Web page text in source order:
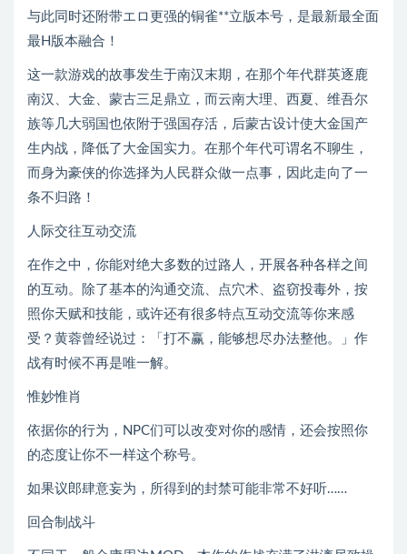
与此同时还附带エロ更强的铜雀**立版本号，是最新最全面
最H版本融合！
这一款游戏的故事发生于南汉末期，在那个年代群英逐鹿
南汉、大金、蒙古三足鼎立，而云南大理、西夏、维吾尔
族等几大弱国也依附于强国存活，后蒙古设计使大金国产
生内战，降低了大金国实力。在那个年代可谓名不聊生，
而身为豪侠的你选择为人民群众做一点事，因此走向了一
条不归路！
人际交往互动交流
在作之中，你能对绝大多数的过路人，开展各种各样之间
的互动。除了基本的沟通交流、点穴术、盗窃投毒外，按
照你天赋和技能，或许还有很多特点互动交流等你来感
受？黄蓉曾经说过：「打不赢，能够想尽办法整他。」作
战有时候不再是唯一解。
惟妙惟肖
依据你的行为，NPC们可以改变对你的感情，还会按照你
的态度让你不一样这个称号。
如果议郎肆意妄为，所得到的封禁可能非常不好听……
回合制战斗